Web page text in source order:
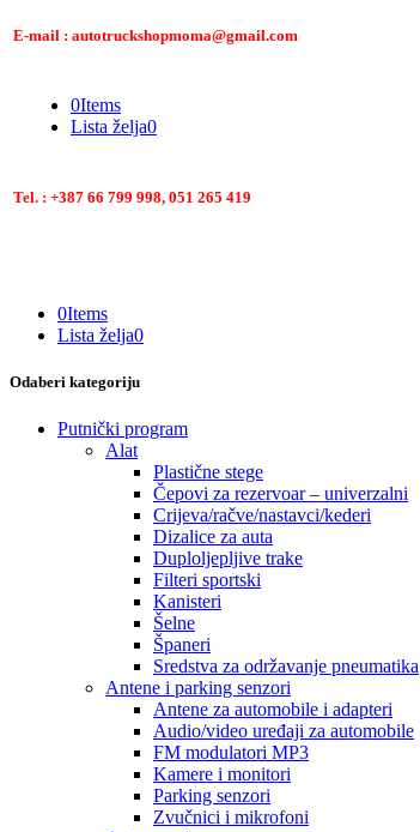
E-mail : autotruckshopmoma@gmail.com
0Items
Lista želja0
Tel. : +387 66 799 998, 051 265 419
0Items
Lista želja0
Odaberi kategoriju
Putnički program
Alat
Plastične stege
Čepovi za rezervoar – univerzalni
Crijeva/račve/nastavci/kederi
Dizalice za auta
Duploljepljive trake
Filteri sportski
Kanisteri
Šelne
Španeri
Sredstva za održavanje pneumatika
Antene i parking senzori
Antene za automobile i adapteri
Audio/video uređaji za automobile
FM modulatori MP3
Kamere i monitori
Parking senzori
Zvučnici i mikrofoni